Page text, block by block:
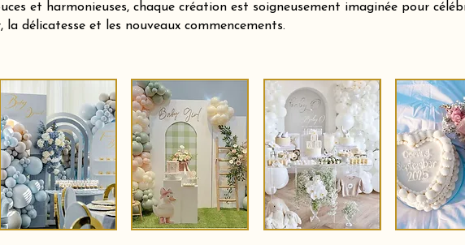
et harmonieuses, chaque création est soigneusement imaginée pour
la délicatesse et les nouveaux commencements.